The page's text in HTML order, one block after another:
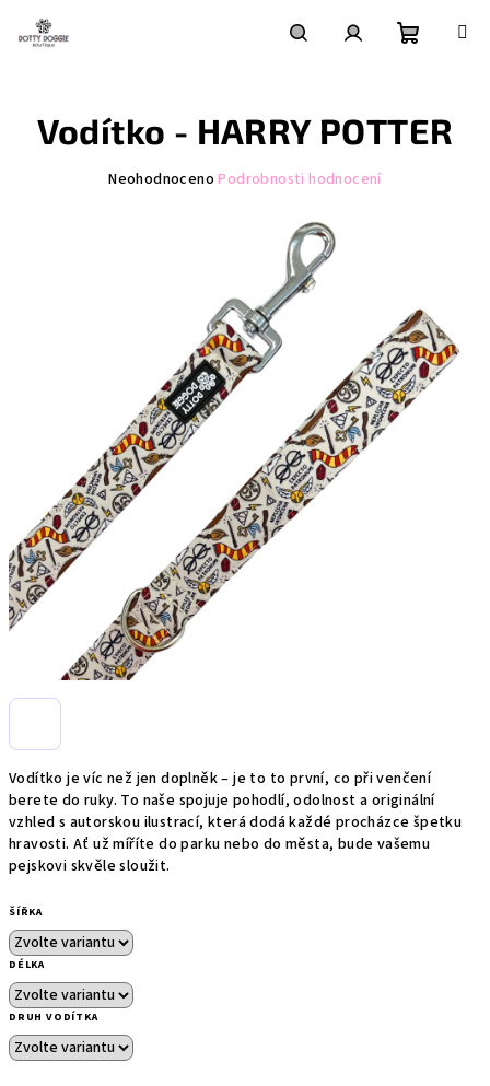
obsah
košík
Vodítko je víc než jen doplněk – je to to první, co při venčení
berete do ruky. To naše spojuje pohodlí, odolnost a originální
vzhled s autorskou ilustrací, která dodá každé procházce špetku
hravosti. Ať už míříte do parku nebo do města, bude vašemu
pejskovi skvěle sloužit.
ŠÍŘKA
DÉLKA
DRUH VODÍTKA
Vodítko - HARRY POTTER
Průměrné
Neohodnoceno Podrobnosti hodnocení